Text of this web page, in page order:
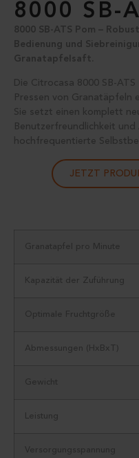
8000 SB-
8000 SB-ATS Pom –
Bedienung und
Granatapfelsaft.
Die Citrocasa 8000 SB-
Pressen von Granatäpfeln
Sie setzt einen komplett
Benutzerfreundlichkeit und
hochfrequentierte
JETZT
Kapazität der Zuführung
Abmessungen (HxBxT)
Leistung